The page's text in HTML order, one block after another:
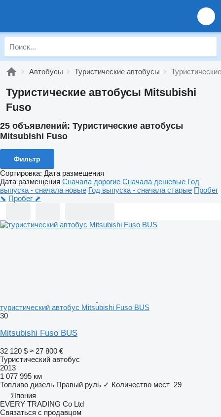
Автобусы Туристические автобусы
Туристические автобусы Mitsubishi
Fuso
25 объявлений: Туристические автобусы
Mitsubishi Fuso
Фильтр
Сортировка: Дата размещения
Дата размещения Сначала дорогие Сначала дешевые Год
выпуска - сначала новые Год выпуска - сначала старые Пробег
⬊ Пробег ⬈
туристический автобус Mitsubishi Fuso BUS
30
Mitsubishi Fuso BUS
32 120 $ ≈ 27 800 €
Туристический автобус
2013
1 077 995 км
Топливо дизель Правый руль ✓ Количество мест 29
Япония
EVERY TRADING Co Ltd
Связаться с продавцом